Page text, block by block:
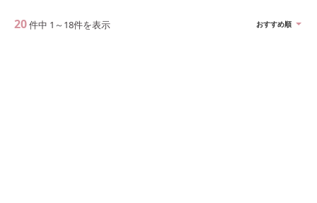
20件中 1 ～ 18件を表示 おすすめ順